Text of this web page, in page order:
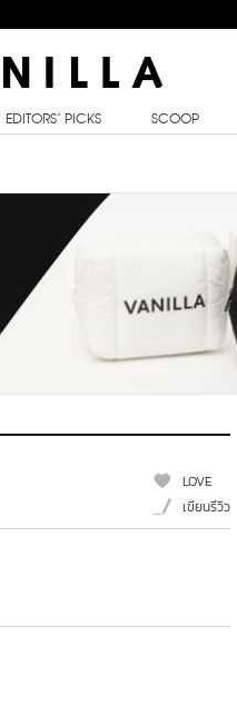
EDITORS’ PICKS SCOOP
LOVE
เขียนรีวิว